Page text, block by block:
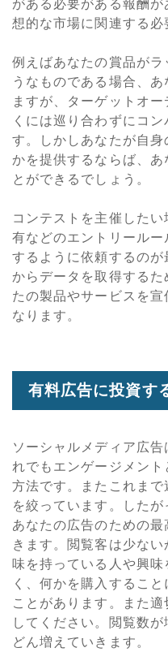
がある必要がある報酬
想的な市場に関連する必
例えばあなたの賞品が
うなものである場合、
ますが、ターゲットオ
くには巡り合わずにコ
す。しかしあなたが自
かを提供するならば、あ
とができるでしょう。
コンテストを主催した
有などのエントリール
するように依頼するの
からデータを取得する
たの製品やサービスを
なります。
有料広告に投資す
ソーシャルメディア広
れでもエンゲージメン
方法です。またこれま
を絞っています。した
あなたの広告のための
きます。閲覧客は少な
味を持っている人や興
く、何かを購入するこ
ことがあります。また
してください。閲覧数
どん増えていきます。